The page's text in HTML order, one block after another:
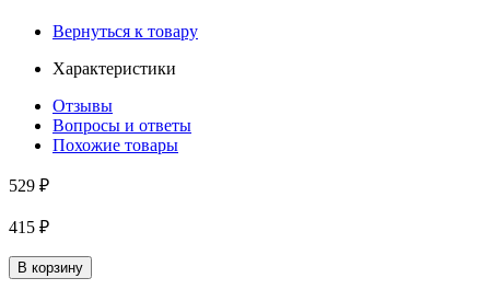
Вернуться к товару
Характеристики
Отзывы
Вопросы и ответы
Похожие товары
529 ₽
415 ₽
В корзину